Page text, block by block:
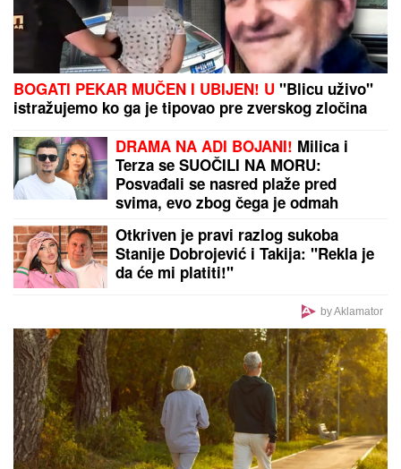
Drama u Nišu! Marija zvala kliniku zbog Miljane,
nastao neviđeni haos
by Aklamator
PREPORUKA ZA VAS